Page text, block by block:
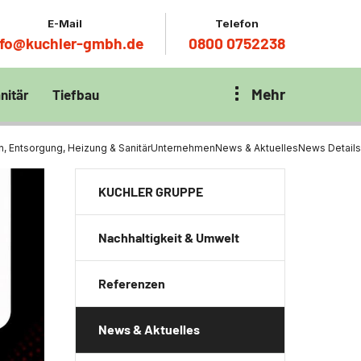
E-Mail
gmbh.de
Telefon
0800 0752238
Klärbecken
per
mit
Zentrum München
Tiefbau Mehr
Entsorgung, Heizung & SanitärUnternehmenNews & AktuellesNews Details
KUCHLER GRUPPE
Nachhaltigkeit & Umwelt
Referenzen
News & Aktuelles